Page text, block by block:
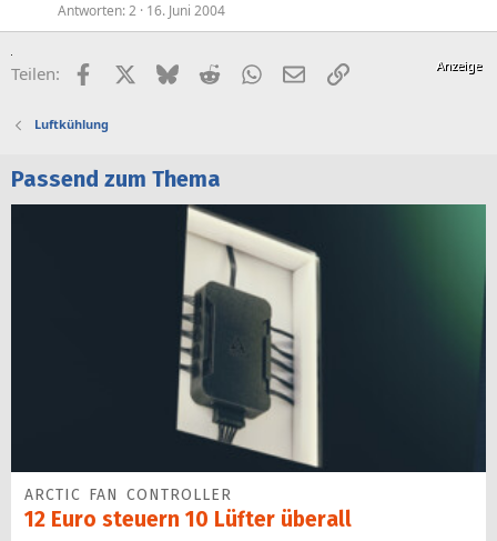
Antworten 2 16. Juni 2004
Teilen: FacebookX (Twitter)
BlueskyRedditWhatsApp
E-MailLink
Luftkühlung
Passend zum Thema
ARCTIC FAN CONTROLLER
12 Euro steuern 10 Lüfter überall